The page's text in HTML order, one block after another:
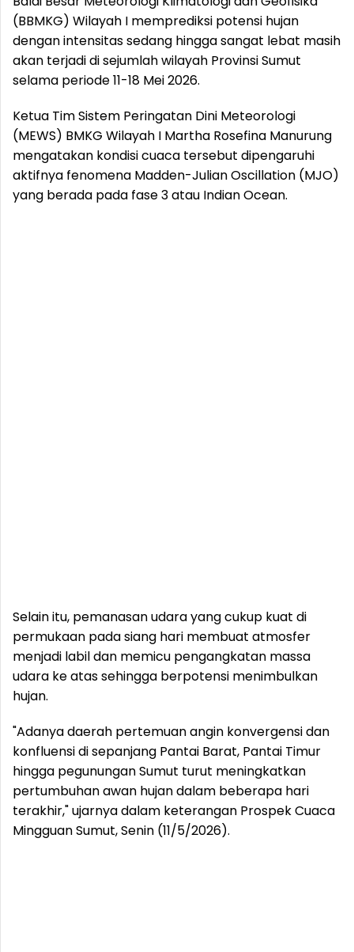
(BBMKG) Wilayah I memprediksi potensi hujan
dengan intensitas sedang hingga sangat lebat masih
akan terjadi di sejumlah wilayah Provinsi Sumut
selama periode 11-18 Mei 2026.
Ketua Tim Sistem Peringatan Dini Meteorologi
(MEWS) BMKG Wilayah I Martha Rosefina Manurung
mengatakan kondisi cuaca tersebut dipengaruhi
aktifnya fenomena Madden-Julian Oscillation (MJO)
yang berada pada fase 3 atau Indian Ocean.
Selain itu, pemanasan udara yang cukup kuat di
permukaan pada siang hari membuat atmosfer
menjadi labil dan memicu pengangkatan massa
udara ke atas sehingga berpotensi menimbulkan
hujan.
"Adanya daerah pertemuan angin konvergensi dan
konfluensi di sepanjang Pantai Barat, Pantai Timur
hingga pegunungan Sumut turut meningkatkan
pertumbuhan awan hujan dalam beberapa hari
terakhir," ujarnya dalam keterangan Prospek Cuaca
Mingguan Sumut, Senin (11/5/2026).